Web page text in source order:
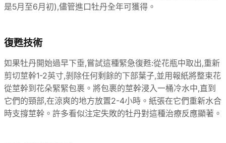
是5月至6月初),儘管進口牡丹全年可獲得。
復甦技術
如果牡丹開始過早下垂,嘗試這種緊急復甦:從花瓶中取出,重新
剪切莖幹1-2英寸,剝除任何剩餘的下部葉子,並用報紙將整束花
從莖幹到花朵緊緊包裹。將包裹的莖幹浸入一桶冷水中,直到
它們的頸部,在涼爽的地方放置2-4小時。紙張在它們重新水合
時支撐莖幹。許多看似注定失敗的牡丹對這種治療反應顯著。